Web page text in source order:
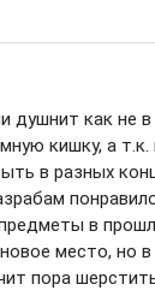
душнит как не
кишку, а
в разных
в
место, но
пора